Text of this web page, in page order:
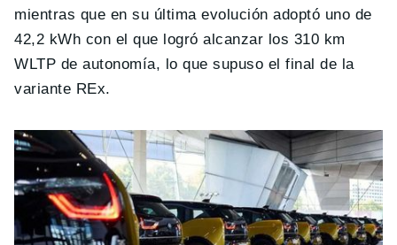
mientras que en su última evolución adoptó uno de
42,2 kWh con el que logró alcanzar los 310 km
WLTP de autonomía, lo que supuso el final de la
variante REx.